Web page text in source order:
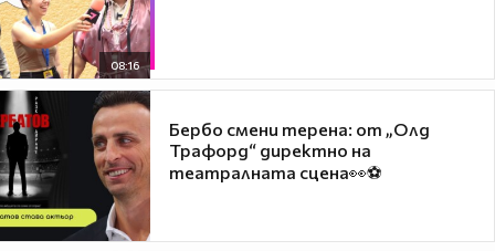
08:16
Бербо смени терена: от „Олд
Трафорд“ директно на
театралната сцена👀⚽